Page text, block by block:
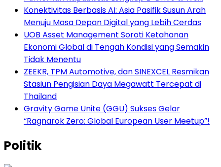
Konektivitas Berbasis AI: Asia Pasifik Susun Arah
Menuju Masa Depan Digital yang Lebih Cerdas
UOB Asset Management Soroti Ketahanan
Ekonomi Global di Tengah Kondisi yang Semakin
Tidak Menentu
ZEEKR, TPM Automotive, dan SINEXCEL Resmikan
Stasiun Pengisian Daya Megawatt Tercepat di
Thailand
Gravity Game Unite (GGU) Sukses Gelar
“Ragnarok Zero: Global European User Meetup”!
Politik